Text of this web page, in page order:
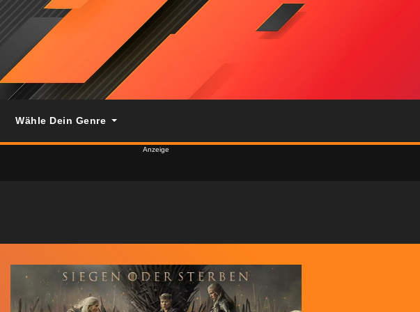
Wähle Dein Genre
Anzeige